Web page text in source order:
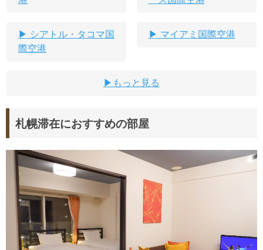
シアトル・タコマ国
際空港
マイアミ国際空港
もっと見る
札幌滞在におすすめの部屋